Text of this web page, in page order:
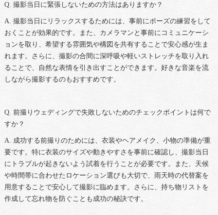
Q. 撮影当日に緊張しないための方法はありますか？
A. 撮影当日にリラックスするためには、事前にポーズの練習をして
おくことが効果的です。また、カメラマンと事前にコミュニケーシ
ョンを取り、希望する雰囲気や構図を共有することで安心感が生ま
れます。さらに、撮影の合間に深呼吸や軽いストレッチを取り入れ
ることで、自然な表情を引き出すことができます。好きな音楽を流
しながら撮影するのもおすすめです。
Q. 前撮りウェディングで失敗しないためのチェックポイントは何で
すか？
A. 成功する前撮りのためには、衣装やヘアメイク、小物の準備が重
要です。特に衣装のサイズや動きやすさを事前に確認し、撮影当日
にトラブルが起きないよう試着を行うことが必要です。また、天候
や時間帯に合わせたロケーション選びも大切で、雨天時の代替案を
用意することで安心して撮影に臨めます。さらに、持ち物リストを
作成して忘れ物を防ぐことも成功の秘訣です。